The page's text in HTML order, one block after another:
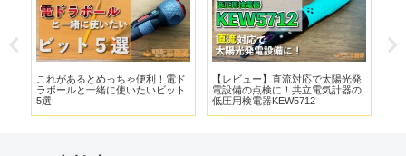
これがあるとめっちゃ便利！電ド
ラボールと一緒に使いたいビット
5選
【レビュー】直流対応で太陽光発
電設備の点検に！共立電気計器の
低圧用検電器KEW5712